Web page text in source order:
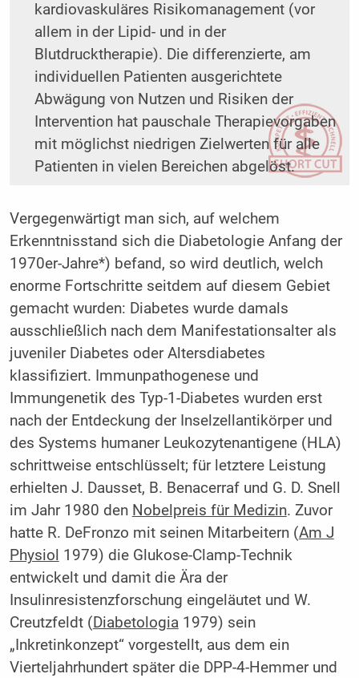
kardiovaskuläres Risikomanagement (vor
allem in der Lipid- und in der
Blutdrucktherapie). Die differenzierte, am
individuellen Patienten ausgerichtete
Abwägung von Nutzen und Risiken der
Intervention hat pauschale ­Therapievorgaben
mit möglichst niedrigen Zielwerten für alle
Patienten in vielen Bereichen abgelöst.
Vergegenwärtigt man sich, auf welchem
Erkenntnisstand sich die Diabetologie Anfang der
1970er-Jahre*) befand, so wird deutlich, welch
enorme Fortschritte seitdem auf diesem Gebiet
gemacht wurden: Diabetes wurde damals
ausschließlich nach dem Manifestationsalter als
juveniler Diabetes oder Altersdiabetes
klassifiziert. Immunpathogenese und
Immungenetik des Typ-1-Diabetes wurden erst
nach der Entdeckung der Inselzellantikörper und
des Systems humaner Leukozytenantigene (HLA)
schrittweise entschlüsselt; für letztere Leistung
erhielten J. Dausset, B. Benacerraf und G. D. Snell
im Jahr 1980 den Nobelpreis für Medizin. Zuvor
hatte R. DeFronzo mit seinen Mitarbeitern (Am J
Physiol 1979) die Glukose-Clamp-Technik
entwickelt und damit die Ära der
Insulinresistenzforschung eingeläutet und W.
Creutzfeldt (Diabetologia1979) sein
„Inkretinkonzept“ vorgestellt, aus dem ein
Vierteljahrhundert später die DPP-4-Hemmer und